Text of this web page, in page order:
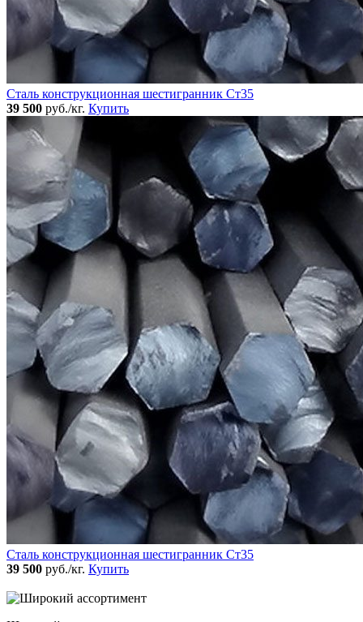
Сталь конструкционная шестигранник Ст35
39 500 руб./кг. Купить
Сталь конструкционная шестигранник Ст35
39 500 руб./кг. Купить